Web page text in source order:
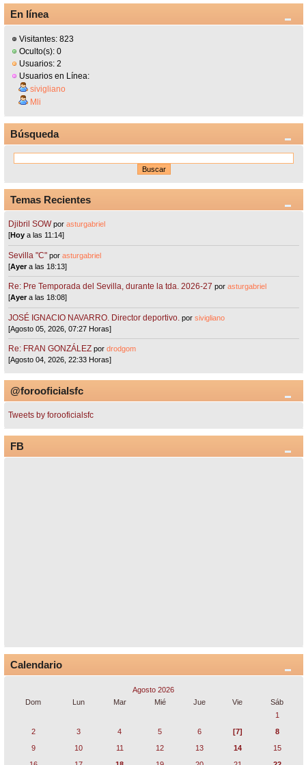
En línea
Visitantes: 823
Oculto(s): 0
Usuarios: 2
Usuarios en Línea:
sivigliano
Mli
Búsqueda
Temas Recientes
Djibril SOW porasturgabriel
[Hoy a las 11:14]
Sevilla "C"porasturgabriel
[Ayera las 18:13]
Re: Pre Temporada del Sevilla, durante la tda. 2026-27 porasturgabriel
[Ayera las 18:08]
JOSÉ IGNACIO NAVARRO. Director deportivo. porsivigliano
[Agosto 05, 2026, 07:27 Horas]
Re: FRAN GONZÁLEZ pordrodgom
[Agosto 04, 2026, 22:33 Horas]
@forooficialsfc
Tweets by forooficialsfc
FB
Calendario
Agosto 2026
Dom
Lun Mar Mié Jue Vie
Sáb
1
2
3 4 5 6 [7]
8
9
10 11 12 13 14
15